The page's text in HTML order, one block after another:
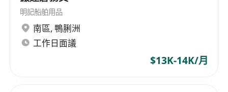
明記船舶用品
南區, 鴨脷洲
工作日面議
$13K-14K/月